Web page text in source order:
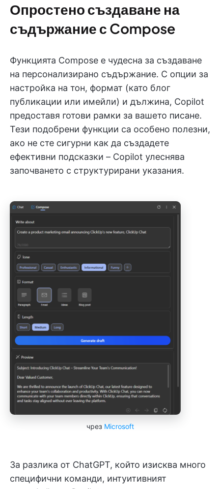
Опростено създаване на
съдържание с Compose
Функцията Compose е чудесна за създаване
на персонализирано съдържание. С опции за
настройка на тон, формат (като блог
публикации или имейли) и дължина, Copilot
предоставя готови рамки за вашето писане.
Тези подобрени функции са особено полезни,
ако не сте сигурни как да създадете
ефективни подсказки – Copilot улеснява
започването с структурирани указания.
чрез Microsoft
За разлика от ChatGPT, който изисква много
специфични команди, интуитивният